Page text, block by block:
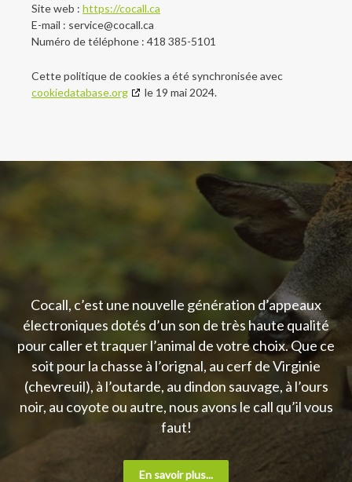
Site web : https://cocall.ca
E-mail : service@cocall.ca
Numéro de téléphone : 418 385-5101
Cette politique de cookies a été synchronisée avec
cookiedatabase.org
le 19 mai 2024.
Cocall, c’est une nouvelle génération d’appeaux
électroniques dotés d’un son de très haute qualité
pour caller et traquer l’animal de votre choix. Que ce
soit pour la chasse à l’orignal, au cerf de Virginie
(chevreuil), à l’outarde, au dindon sauvage, à l’ours
noir, au coyote ou autre, nous avons le call qu’il vous
faut!
En savoir plus...